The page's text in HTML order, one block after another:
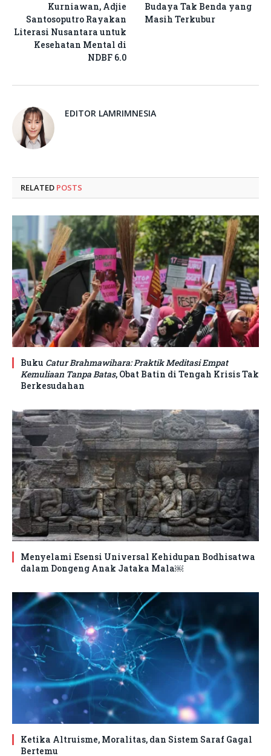
Kurniawan, Adjie
Santosoputro Rayakan
Literasi Nusantara untuk
Kesehatan Mental di
NDBF 6.0
Budaya Tak Benda yang
Masih Terkubur
EDITOR LAMRIMNESIA
RELATED POSTS
Buku Catur Brahmawihara: Praktik Meditasi Empat
Kemuliaan Tanpa Batas, Obat Batin di Tengah Krisis Tak
Berkesudahan
Menyelami Esensi Universal Kehidupan Bodhisatwa
dalam Dongeng Anak Jataka Mala￼
Ketika Altruisme, Moralitas, dan Sistem Saraf Gagal
Bertemu